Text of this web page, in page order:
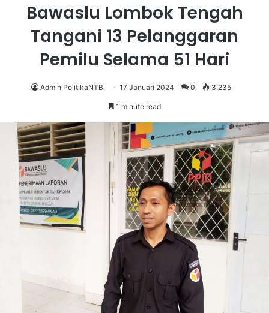
Bawaslu Lombok Tengah
Tangani 13 Pelanggaran
Pemilu Selama 51 Hari
Admin PolitikaNTB 17 Januari 2024 0 3,235
1 minute read